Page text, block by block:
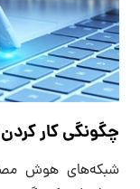
چگونگی کار
شبکه‌های هوش